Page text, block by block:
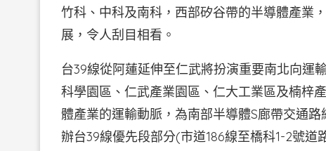
竹科、中科及南科，西部矽谷帶的半導體產業
展，令人刮目相看。
台39線從阿蓮延伸至仁武將扮演重要南北向運
科學園區、仁武產業園區、仁大工業區及楠梓
體產業的運輸動脈，為南部半導體S廊帶交通
辦台39線優先段部分(市道186線至橋科1-2號道